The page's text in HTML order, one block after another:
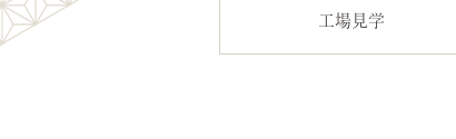
工場見学